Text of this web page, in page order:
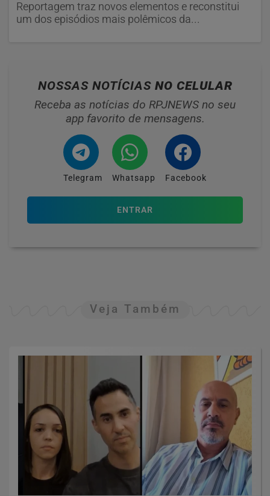
Reportagem traz novos elementos e reconstitui
um dos episódios mais polêmicos da...
NOSSAS NOTÍCIAS NO CELULAR
Receba as notícias do RPJNEWS no seu
app favorito de mensagens.
Telegram Whatsapp Facebook
ENTRAR
Veja Também